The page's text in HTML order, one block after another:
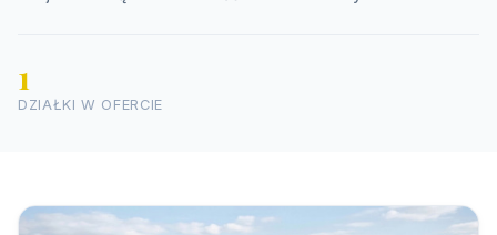
1
DZIAŁKI W OFERCIE